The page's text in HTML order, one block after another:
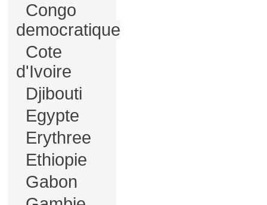
Congo
democratique
Cote
d'Ivoire
Djibouti
Egypte
Erythree
Ethiopie
Gabon